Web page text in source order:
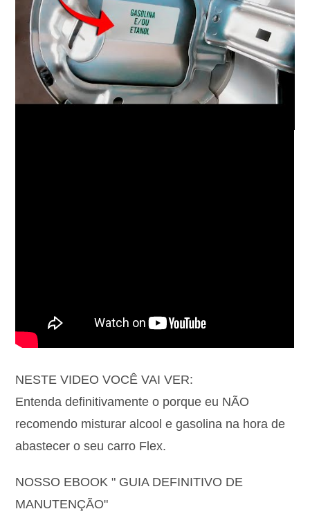
NESTE VIDEO VOCÊ VAI VER:
Entenda definitivamente o porque eu NÃO
recomendo misturar alcool e gasolina na hora de
abastecer o seu carro Flex.
NOSSO EBOOK " GUIA DEFINITIVO DE
MANUTENÇÃO"